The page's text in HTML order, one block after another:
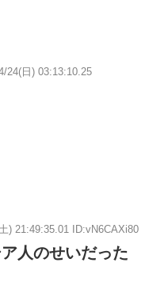
24(日) 03:13:10.25
) 21:49:35.01 ID:vN6CAXi80
人のせいだった